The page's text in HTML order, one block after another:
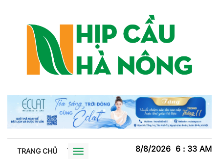
8/8/2026 6 : 33 AM
TRANG CHỦ TIN TỨC TRỒNG TRỌT CHĂN NUÔI
Toggle